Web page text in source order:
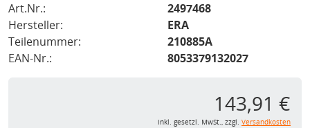
Art.Nr.:
2497468
Hersteller:
ERA
Teilenummer:
210885A
EAN-Nr.:
8053379132027
143,91 €
inkl. gesetzl. MwSt., zzgl. Versandkosten